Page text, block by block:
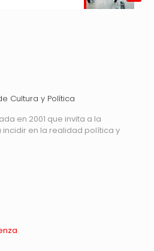
Cultura y Política
en 2001 que invita a la
incidir en la realidad política y